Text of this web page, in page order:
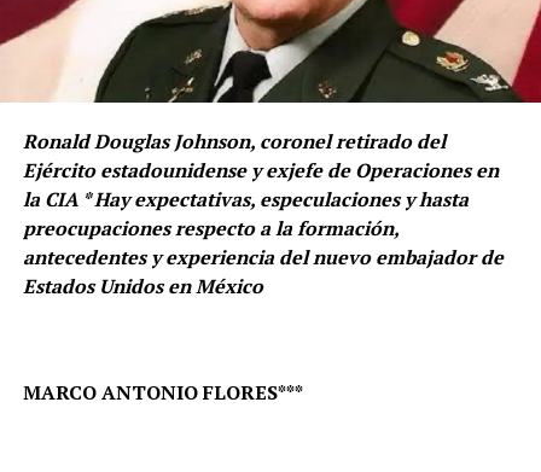
Ronald Douglas Johnson, coronel retirado del
Ejército estadounidense y exjefe de Operaciones en
la CIA * Hay expectativas, especulaciones y hasta
preocupaciones respecto a la formación,
antecedentes y experiencia del nuevo embajador de
Estados Unidos en México
MARCO ANTONIO FLORES***